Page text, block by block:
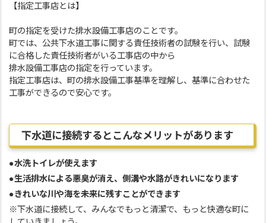
【指定工事店とは】
町の指定を受けた排水設備工事店のことです。
町では、公共下水道工事に関する責任技術者の試験を行い、試験
に合格した責任技術者がいる工事店の中から
排水設備工事店の指定を行っています。
指定工事店は、町の排水設備工事基準を理解し、基準に合わせた
工事ができるので安心です。
下水道に接続するとこんなメリットがあります
●水洗トイレが使えます
●生活排水による悪臭が消え、側溝や水路がきれいになります
●きれいな川や海を未来に残すことができます
※下水道に接続して、みんなでもっと清潔で、もっと快適な町に